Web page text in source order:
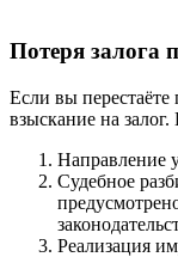
Потеря залога
Если вы перестаёте
взыскание на
Направление
Судебное
Реализация